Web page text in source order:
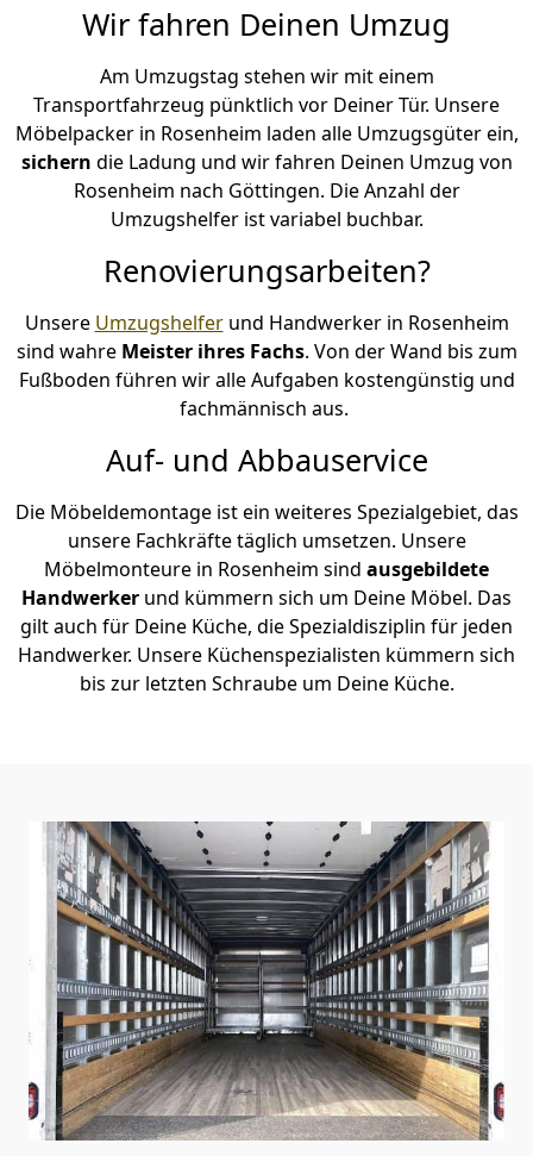
Wir fahren Deinen Umzug
Am Umzugstag stehen wir mit einem
Transportfahrzeug pünktlich vor Deiner Tür. Unsere
Möbelpacker in Rosenheim laden alle Umzugsgüter ein,
sichern die Ladung und wir fahren Deinen Umzug von
Rosenheim nach Göttingen. Die Anzahl der
Umzugshelfer ist variabel buchbar.
Renovierungsarbeiten?
Unsere Umzugshelferund Handwerker in Rosenheim
sind wahre Meister ihres Fachs. Von der Wand bis zum
Fußboden führen wir alle Aufgaben kostengünstig und
fachmännisch aus.
Auf- und Abbauservice
Die Möbeldemontage ist ein weiteres Spezialgebiet, das
unsere Fachkräfte täglich umsetzen. Unsere
Möbelmonteure in Rosenheim sind ausgebildete
Handwerker und kümmern sich um Deine Möbel. Das
gilt auch für Deine Küche, die Spezialdisziplin für jeden
Handwerker. Unsere Küchenspezialisten kümmern sich
bis zur letzten Schraube um Deine Küche.